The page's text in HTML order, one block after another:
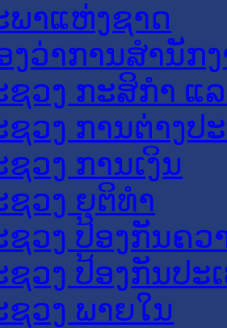
ພາແຫ່ງຊາດ
ງວ່າການສຳນັກ
ຊວງ ກະສິກຳ ແ
ຊວງ ການຕ່າງປ
ວງ ການເງິນ
ຊວງ ຍຸຕິທໍາ
ຊວງ ປ້ອງກັນຄວ
ຊວງ ປ້ອງກັນປະ
ຊວງ ພາຍໃນ